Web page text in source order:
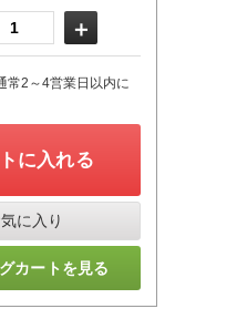
＋
常2～4営業日以内に
に入れる
に入り
カートを見る